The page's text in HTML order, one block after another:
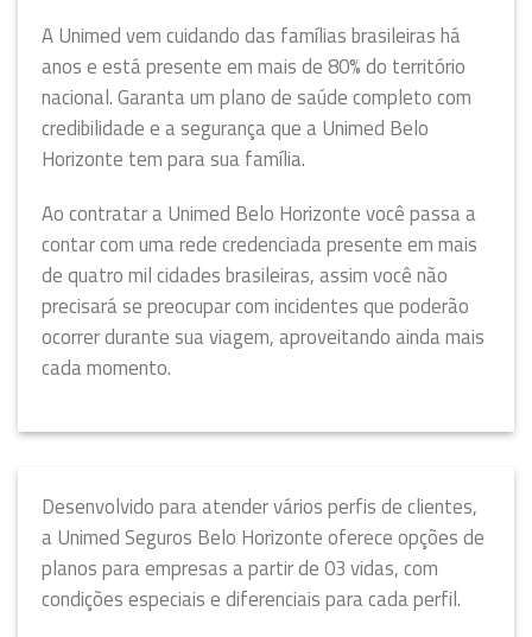
A Unimed vem cuidando das famílias brasileiras há
anos e está presente em mais de 80% do território
nacional. Garanta um plano de saúde completo com
credibilidade e a segurança que a Unimed Belo
Horizonte tem para sua família.
Ao contratar a Unimed Belo Horizonte você passa a
contar com uma rede credenciada presente em mais
de quatro mil cidades brasileiras, assim você não
precisará se preocupar com incidentes que poderão
ocorrer durante sua viagem, aproveitando ainda mais
cada momento.
Desenvolvido para atender vários perfis de clientes,
a Unimed Seguros Belo Horizonte oferece opções de
planos para empresas a partir de 03 vidas, com
condições especiais e diferenciais para cada perfil.